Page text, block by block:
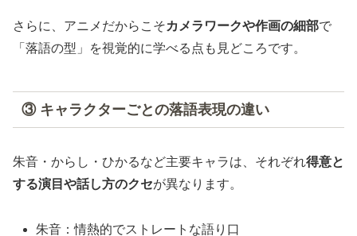
さらに、アニメだからこそカメラワークや作画の細部で
「落語の型」を視覚的に学べる点も見どころです。
③ キャラクターごとの落語表現の違い
朱音・からし・ひかるなど主要キャラは、それぞれ得意と
する演目や話し方のクセが異なります。
朱音：情熱的でストレートな語り口